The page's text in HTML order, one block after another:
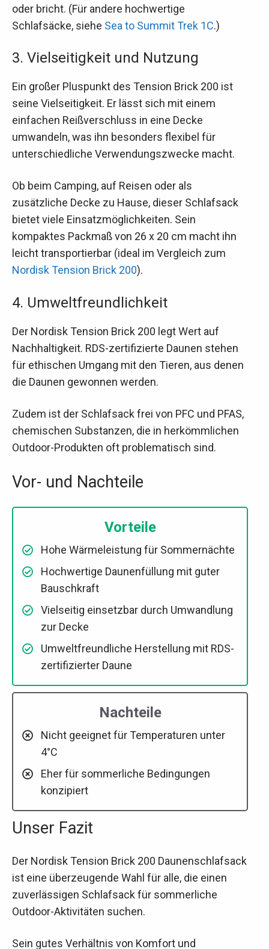
oder bricht. (Für andere hochwertige
Schlafsäcke, siehe Sea to Summit Trek 1C.)
3. Vielseitigkeit und Nutzung
Ein großer Pluspunkt des Tension Brick 200 ist
seine Vielseitigkeit. Er lässt sich mit einem
einfachen Reißverschluss in eine Decke
umwandeln, was ihn besonders flexibel für
unterschiedliche Verwendungszwecke macht.
Ob beim Camping, auf Reisen oder als
zusätzliche Decke zu Hause, dieser Schlafsack
bietet viele Einsatzmöglichkeiten. Sein
kompaktes Packmaß von 26 x 20 cm macht ihn
leicht transportierbar (ideal im Vergleich zum
Nordisk Tension Brick 200).
4. Umweltfreundlichkeit
Der Nordisk Tension Brick 200 legt Wert auf
Nachhaltigkeit. RDS-zertifizierte Daunen stehen
für ethischen Umgang mit den Tieren, aus denen
die Daunen gewonnen werden.
Zudem ist der Schlafsack frei von PFC und PFAS,
chemischen Substanzen, die in herkömmlichen
Outdoor-Produkten oft problematisch sind.
Vor- und Nachteile
Vorteile
Hohe Wärmeleistung für Sommernächte
Hochwertige Daunenfüllung mit guter
Bauschkraft
Vielseitig einsetzbar durch Umwandlung
zur Decke
Umweltfreundliche Herstellung mit RDS-
zertifizierter Daune
Nachteile
Nicht geeignet für Temperaturen unter
4°C
Eher für sommerliche Bedingungen
konzipiert
Unser Fazit
Der Nordisk Tension Brick 200 Daunenschlafsack
ist eine überzeugende Wahl für alle, die einen
zuverlässigen Schlafsack für sommerliche
Outdoor-Aktivitäten suchen.
Sein gutes Verhältnis von Komfort und